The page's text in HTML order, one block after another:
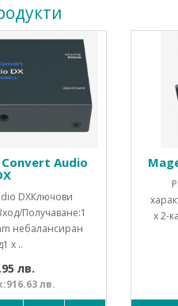
Audio
DXКлючови
Получаване:1
небалансиран
x ..
лв.
лв.
x 2-